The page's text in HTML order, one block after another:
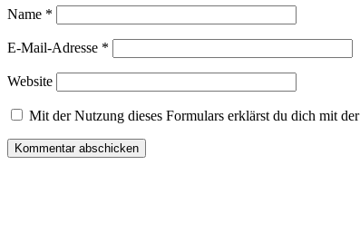
Name *
E-Mail-Adresse *
Website
Mit der Nutzung dieses Formulars erklärst du dich mit